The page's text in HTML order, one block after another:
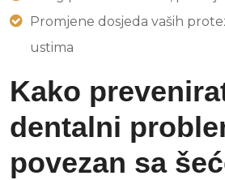
Promjene dosjeda vaših
ustima
Kako
dentalni
povezan sa